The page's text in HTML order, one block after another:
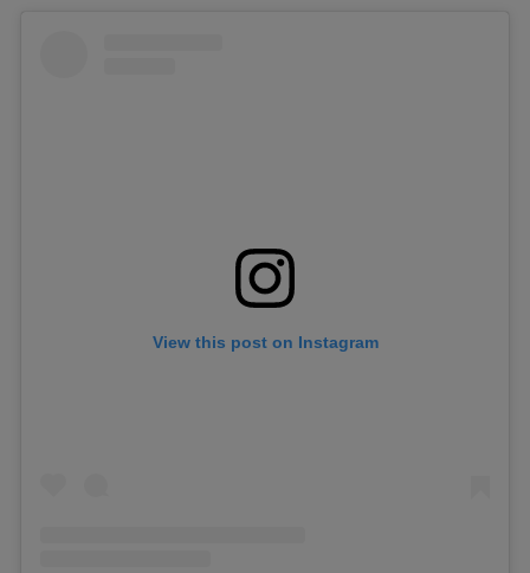
View this post on Instagram